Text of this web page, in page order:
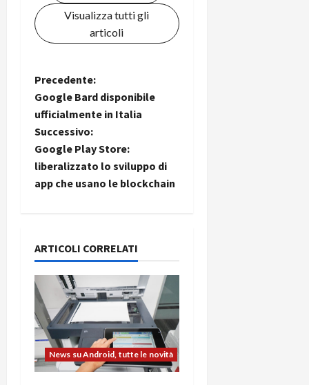
Visualizza tutti gli
articoli
N
a
v
i
z
i
o
n
e
Precedente:
Google Bard disponibile
ufficialmente in Italia
Successivo:
Google Play Store:
liberalizzato lo sviluppo di
app che usano le blockchain
ARTICOLI CORRELATI
News su Android, tutte le novità